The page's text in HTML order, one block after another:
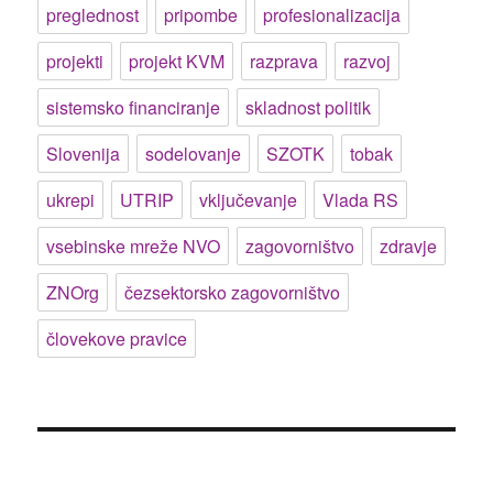
preglednost
pripombe
profesionalizacija
projekti
projekt KVM razprava
razvoj
sistemsko financiranje
skladnost politik
Slovenija
sodelovanje SZOTK
tobak
ukrepi
UTRIP vključevanje
Vlada RS
vsebinske mreže NVO
zagovorništvo
zdravje
ZNOrg
čezsektorsko zagovorništvo
človekove pravice